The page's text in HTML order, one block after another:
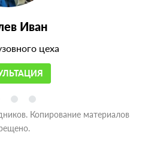
Иван
цеха
Копирование материалов